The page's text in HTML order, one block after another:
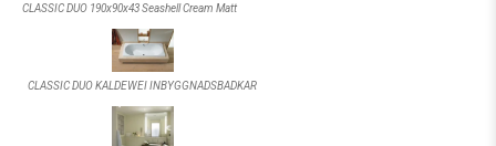
CLASSIC DUO 190x90x43 Seashell Cream Matt
CLASSIC DUO KALDEWEI INBYGGNADSBADKAR